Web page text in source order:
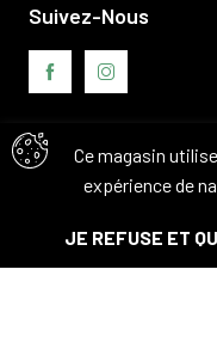
Ce magasin
expérience de
JE REFUSE ET
Suivez-Nous
Avis clients
© Tous droits